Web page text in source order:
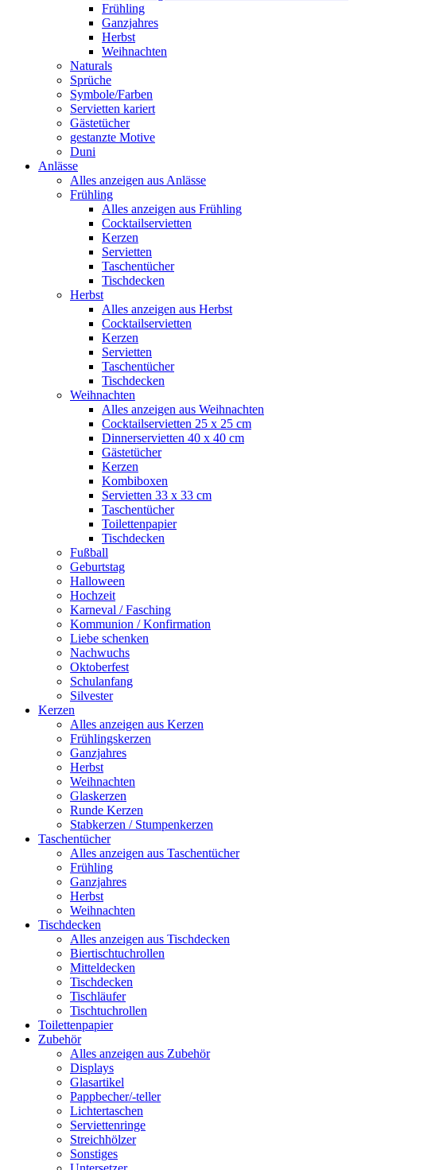
Frühling
Ganzjahres
Herbst
Weihnachten
Naturals
Sprüche
Symbole/Farben
Servietten kariert
Gästetücher
gestanzte Motive
Duni
Anlässe
Alles anzeigen aus Anlässe
Frühling
Alles anzeigen aus Frühling
Cocktailservietten
Kerzen
Servietten
Taschentücher
Tischdecken
Herbst
Alles anzeigen aus Herbst
Cocktailservietten
Kerzen
Servietten
Taschentücher
Tischdecken
Weihnachten
Alles anzeigen aus Weihnachten
Cocktailservietten 25 x 25 cm
Dinnerservietten 40 x 40 cm
Gästetücher
Kerzen
Kombiboxen
Servietten 33 x 33 cm
Taschentücher
Toilettenpapier
Tischdecken
Fußball
Geburtstag
Halloween
Hochzeit
Karneval / Fasching
Kommunion / Konfirmation
Liebe schenken
Nachwuchs
Oktoberfest
Schulanfang
Silvester
Kerzen
Alles anzeigen aus Kerzen
Frühlingskerzen
Ganzjahres
Herbst
Weihnachten
Glaskerzen
Runde Kerzen
Stabkerzen / Stumpenkerzen
Taschentücher
Alles anzeigen aus Taschentücher
Frühling
Ganzjahres
Herbst
Weihnachten
Tischdecken
Alles anzeigen aus Tischdecken
Biertischtuchrollen
Mitteldecken
Tischdecken
Tischläufer
Tischtuchrollen
Toilettenpapier
Zubehör
Alles anzeigen aus Zubehör
Displays
Glasartikel
Pappbecher/-teller
Lichtertaschen
Serviettenringe
Streichhölzer
Sonstiges